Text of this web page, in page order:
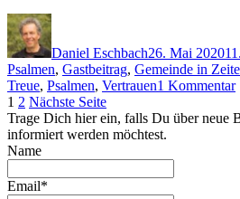
rede
mit dir“
Autor
Daniel Eschbach26. Mai 2020
Psalmen, Gastbeitrag, Gemeinde in
Treue, Psalmen, Vertrauen1 Kommentarzu
Seitennummerierung
der
Beiträge
Seite
1 Seite
2 Nächste Seite
Trage Dich hier ein, falls Du über neue
informiert werden möchtest.
Name
Email*